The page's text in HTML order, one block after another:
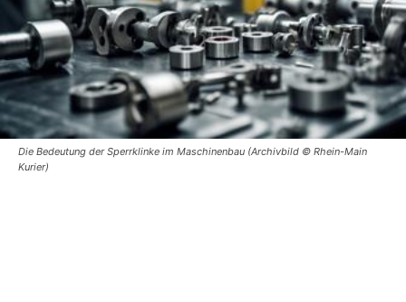
Die Bedeutung der Sperrklinke im Maschinenbau (Archivbild © Rhein-Main
Kurier)